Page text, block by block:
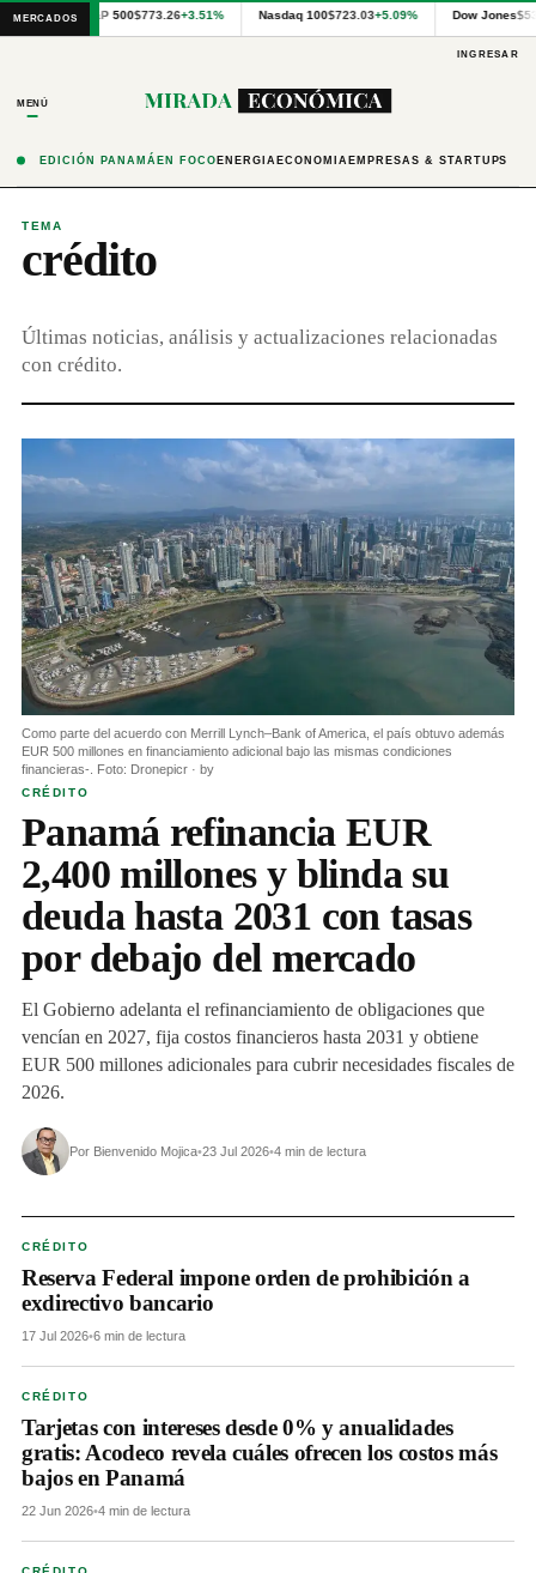
MERCADOS S&P 500$773.26+3.51% Nasdaq 100$723.03+5.09% Dow Jones
Cotizaciones
internacionales
Financial
Modeling
precios
por
Latinex
para
INGRESAR
MENÚ
EDICIÓN PANAMÁ EN FOCO ENERGÍA ECONOMÍA EMPRESAS & STARTUPS
TEMA
crédito
Últimas noticias, análisis y actualizaciones relacionadas
con crédito.
CRÉDITO
Panamá refinancia EUR
2,400 millones y blinda su
deuda hasta 2031 con tasas
por debajo del mercado
El Gobierno adelanta el refinanciamiento de obligaciones que
vencían en 2027, fija costos financieros hasta 2031 y obtiene
EUR 500 millones adicionales para cubrir necesidades fiscales de
2026.
Por Bienvenido Mojica•23 Jul 2026•4 min de lectura
Como parte del acuerdo con Merrill Lynch–Bank of America, el país obtuvo además
EUR 500 millones en financiamiento adicional bajo las mismas condiciones
financieras-. Foto: Dronepicr · by
CRÉDITO
Reserva Federal impone orden de prohibición a
exdirectivo bancario
17 Jul 2026•6 min de lectura
CRÉDITO
Tarjetas con intereses desde 0% y anualidades
gratis: Acodeco revela cuáles ofrecen los costos más
bajos en Panamá
22 Jun 2026•4 min de lectura